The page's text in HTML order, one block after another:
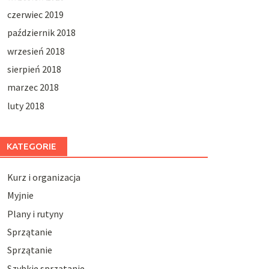
czerwiec 2019
październik 2018
wrzesień 2018
sierpień 2018
marzec 2018
luty 2018
KATEGORIE
Kurz i organizacja
Myjnie
Plany i rutyny
Sprzątanie
Sprzątanie